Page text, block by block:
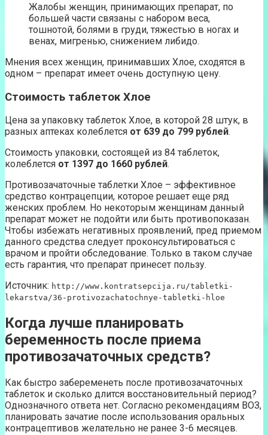
Жалобы женщин, принимающих препарат, по
большей части связаны с набором веса,
тошнотой, болями в груди, тяжестью в ногах и
венах, мигренью, снижением либидо.
Мнения всех женщин, принимавших Хлое, сходятся в
одном – препарат имеет очень доступную цену.
Стоимость таблеток Хлое
Цена за упаковку таблеток Хлое, в которой 28 штук, в
разных аптеках колеблется от 639 до 799 рублей.
Стоимость упаковки, состоящей из 84 таблеток,
колеблется от 1397 до 1660 рублей.
Противозачаточные таблетки Хлое – эффективное
средство контрацепции, которое решает еще ряд
женских проблем. Но некоторым женщинам данный
препарат может не подойти или быть противопоказан.
Чтобы избежать негативных проявлений, пред приемом
данного средства следует проконсультироваться с
врачом и пройти обследование. Только в таком случае
есть гарантия, что препарат принесет пользу.
Источник: http://www.kontratsepcija.ru/tabletki-
lekarstva/36-protivozachatochnye-tabletki-hloe
Когда лучше планировать
беременность после приема
противозачаточных средств?
Как быстро забеременеть после противозачаточных
таблеток и сколько длится восстановительный период?
Однозначного ответа нет. Согласно рекомендациям ВОЗ,
планировать зачатие после использования оральных
контрацептивов желательно не ранее 3-6 месяцев.